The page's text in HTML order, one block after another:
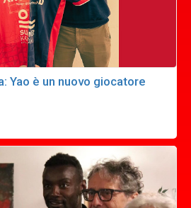
Yao è un nuovo giocatore